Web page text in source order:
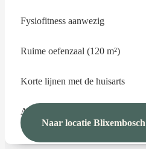
Fysiofitness aanwezig
Ruime oefenzaal (120 m²)
Korte lijnen met de huisarts
Alle specialisaties aanwezig
Naar locatie Blixembosch